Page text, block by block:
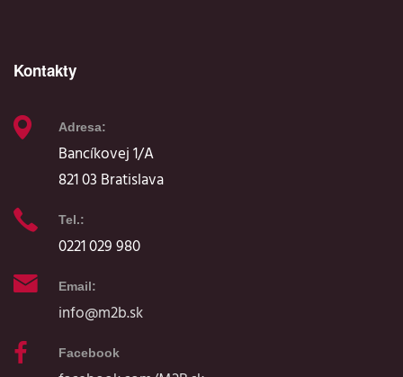
Kontakty
Adresa:
Bancíkovej 1/A
821 03 Bratislava
Tel.:
0221 029 980
Email:
info@m2b.sk
Facebook